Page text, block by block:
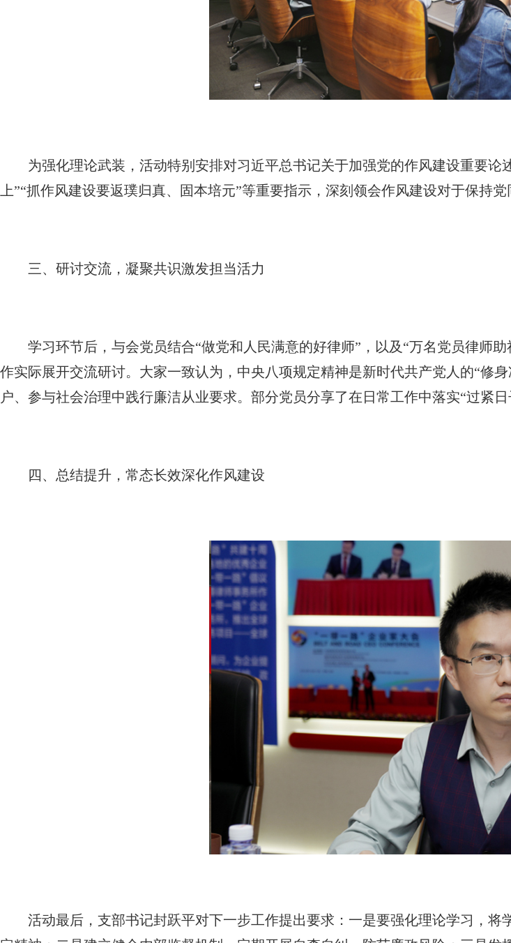
为强化理论武装，活动特别安排对习近平总书记关于加强党的作风建设重要
上”“抓作风建设要返璞归真、固本培元”等重要指示，深刻领会作风建设对于保持
三、研讨交流，凝聚共识激发担当活力
学习环节后，与会党员结合“做党和人民满意的好律师”，以及“万名党员律师
作实际展开交流研讨。大家一致认为，中央八项规定精神是新时代共产党人的“修
户、参与社会治理中践行廉洁从业要求。部分党员分享了在日常工作中落实“过紧
四、总结提升，常态长效深化作风建设
活动最后，支部书记封跃平对下一步工作提出要求：一是要强化理论学习，